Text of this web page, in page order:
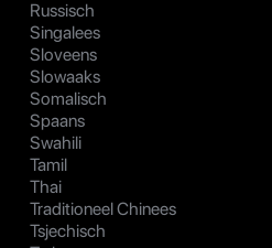
Russisch
Singalees
Sloveens
Slowaaks
Somalisch
Spaans
Swahili
Tamil
Thai
Traditioneel Chinees
Tsjechisch